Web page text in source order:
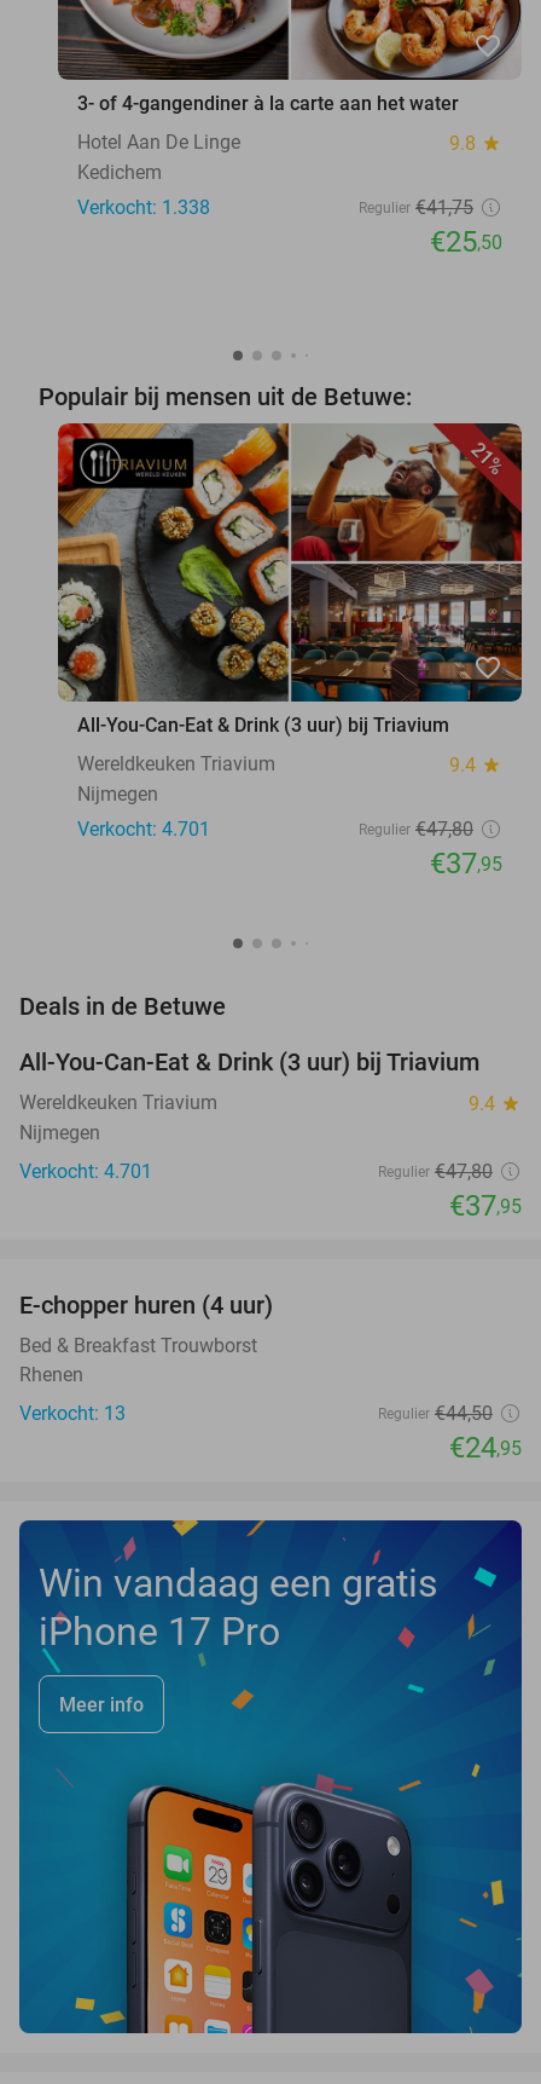
favorite_border
3- of 4-gangendiner à la carte aan het water
Hotel Aan De Linge
9.8 star
Kedichem
Verkocht: 1.338
Regulier €41,75
€25,50
Populair bij mensen uit de Betuwe:
21%
favorite_border
All-You-Can-Eat & Drink (3 uur) bij Triavium
Wereldkeuken Triavium
9.4 star
Nijmegen
Verkocht: 4.701
Regulier €47,80
€37,95
Deals in de Betuwe
21%
All-You-Can-Eat & Drink (3 uur) bij Triavium
Wereldkeuken Triavium 9.4 star
Nijmegen
Verkocht: 4.701
Regulier €47,80
€37,95
NEW
TODAY
E-chopper huren (4 uur)
Bed & Breakfast Trouwborst
Rhenen
Verkocht: 13
Regulier €44,50
€24,95
Win vandaag een gratis
iPhone 17 Pro
Meer info